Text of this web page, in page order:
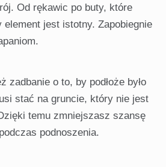
Od rękawic po buty, które
jest istotny. Zapobiegnie
zadbanie o to, by podłoże było
stać na gruncie, który nie jest
temu zmniejszasz szansę
podnoszenia.